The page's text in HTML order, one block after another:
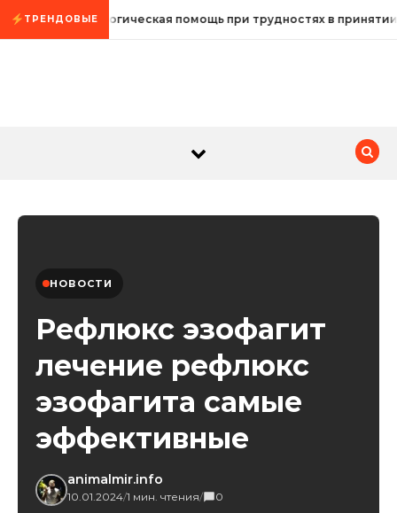
Промотать к содержимому
ТРЕНДОВЫЕ
Психологическая помощь при трудностях в
НОВОСТИ
Рефлюкс эзофагит
лечение рефлюкс
эзофагита самые
эффективные
animalmir.info
10.01.2024/1 мин. чтения/ 0